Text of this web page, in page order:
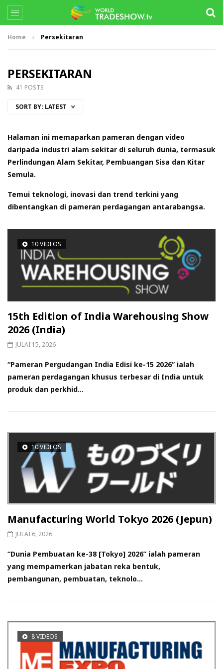
Home Persekitaran
PERSEKITARAN
41 POSTS
SORT BY: LATEST
Halaman ini memaparkan pameran dengan video
daripada industri alam sekitar di seluruh dunia, termasuk
Perlindungan Alam Sekitar, Pembuangan Sisa dan Kitar
Semula.
Temui teknologi, inovasi dan trend terkini yang
dibentangkan di pameran perdagangan antarabangsa.
10 VIDEOS
15th Edition of India Warehousing Show
2026 (India)
JULAI 15, 2026
“Pameran Pergudangan India Edisi ke-15 2026” ialah
pameran perdagangan khusus terbesar di India untuk
produk dan perkhid...
10 VIDEOS
Manufacturing World Tokyo 2026 (Jepun)
JULAI 6, 2026
“Dunia Pembuatan ke-38 [Tokyo] 2026” ialah pameran
yang mempamerkan jabatan reka bentuk,
pembangunan, pembuatan, teknolo...
8 VIDEOS